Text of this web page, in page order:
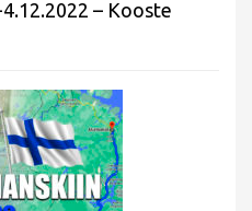
– Kooste